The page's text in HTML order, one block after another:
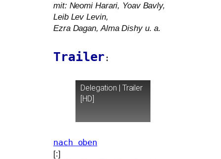
mit: Neomi Harari, Yoav Bavly,
Leib Lev Levin,
Ezra Dagan, Alma Dishy u. a.
Trailer :
Delegation | Trailer
[HD]
nach oben
[:]